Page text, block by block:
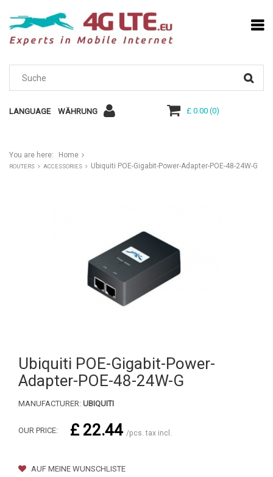
LANGUAGE WÄHRUNG £ 0.00(0)
You are here: Home
ROUTERS ACCESSORIES Ubiquiti POE-Gigabit-Power-Adapter-POE-48-24W-G
Ubiquiti POE-Gigabit-Power-
Adapter-POE-48-24W-G
MANUFACTURER: UBIQUITI
OUR PRICE: £ 22.44 /pcs. tax incl.
AUF MEINE WUNSCHLISTE